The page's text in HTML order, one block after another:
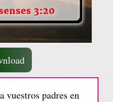
vuestros padres en